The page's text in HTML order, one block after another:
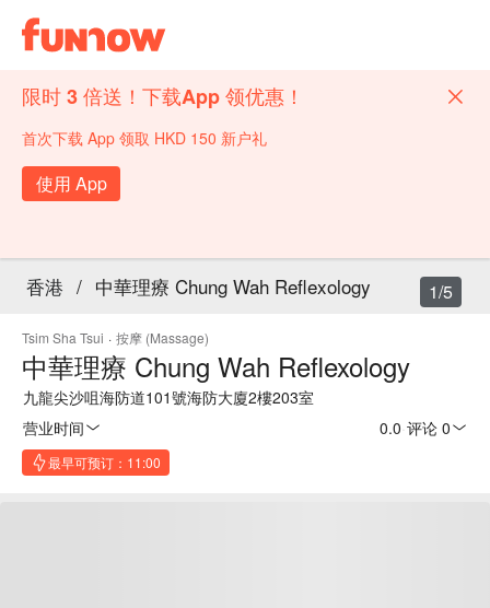
限时 3 倍送！下载App 领优惠！
首次下载 App 领取 HKD 150 新户礼
使用 App
香港 / 中華理療 Chung Wah Reflexology
Tsim Sha Tsui · 按摩 (Massage)
中華理療 Chung Wah Reflexology
九龍尖沙咀海防道101號海防大廈2樓203室
营业时间
0.0 评论 0
最早可预订：11:00
1/5